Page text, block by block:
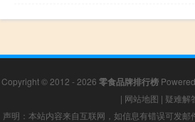
Copyright © 2012 - 2026 零食品牌排行榜
| 网站地图 | 疑难解
声明：本站内容来自互联网，如信息有错误可发